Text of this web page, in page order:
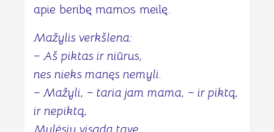
apie beribę mamos meilę.
Mažylis verkšlena:
– Aš piktas ir niūrus,
nes nieks manęs nemyli.
– Mažyli, – taria jam mama, – ir piktą,
ir nepiktą,